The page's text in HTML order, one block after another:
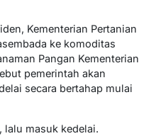
Kementerian Pertanian
ke komoditas
Pangan Kementerian
pemerintah akan
secara bertahap mulai
lalu masuk kedelai.